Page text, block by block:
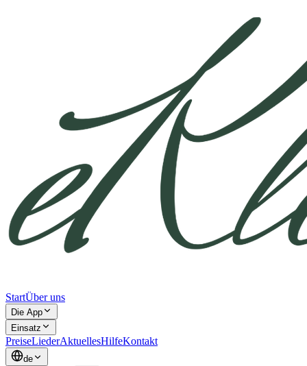
StartÜber uns
Die App
Einsatz
PreiseLiederAktuellesHilfeKontakt
de